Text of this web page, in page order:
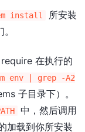
install
所安装
在执行的
env | grep -A2
子目录下）。
中，然后调用
加载到你所安装